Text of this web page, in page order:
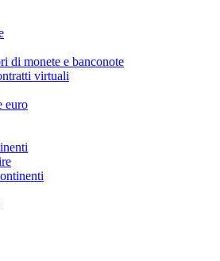
di monete e banconote
virtuali
euro